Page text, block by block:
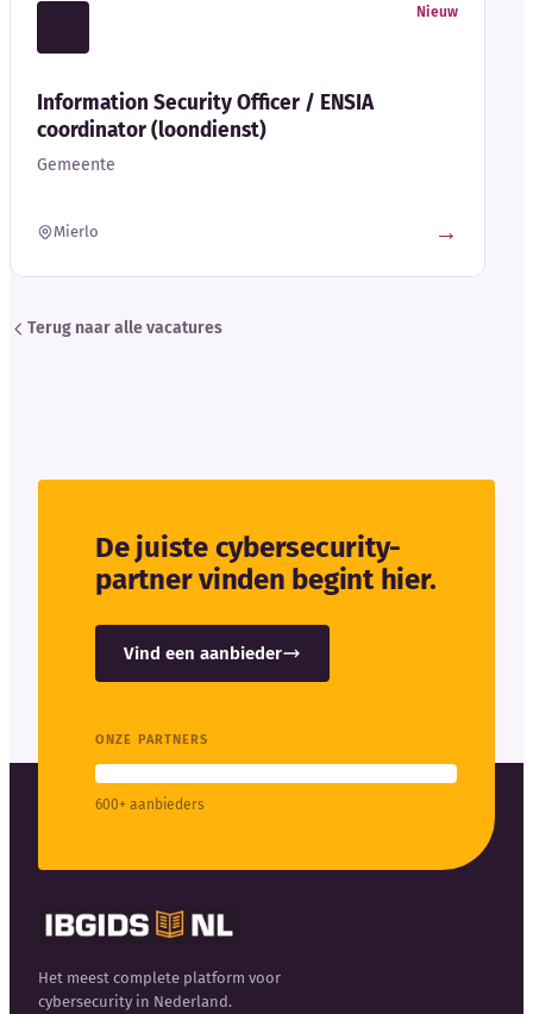
Nieuw
Information Security Officer / ENSIA
coordinator (loondienst)
Gemeente
Mierlo →
Terug naar alle vacatures
De juiste cybersecurity-
partner vinden begint hier.
Vind een aanbieder
ONZE PARTNERS
600+ aanbieders
Het meest complete platform voor
cybersecurity in Nederland.